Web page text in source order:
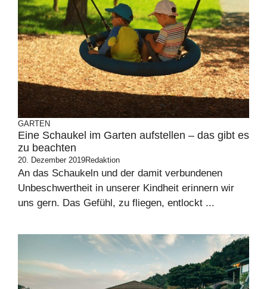
GARTEN
Eine Schaukel im Garten aufstellen – das gibt es
zu beachten
20. Dezember 2019Redaktion
An das Schaukeln und der damit verbundenen
Unbeschwertheit in unserer Kindheit erinnern wir
uns gern. Das Gefühl, zu fliegen, entlockt ...